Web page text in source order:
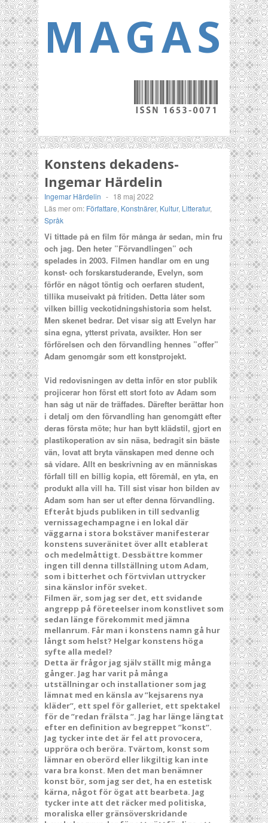
Konstens dekadens-
Ingemar Härdelin
Ingemar Härdelin - 18 maj 2022
Läs mer om: Författare, Konstnärer, Kultur, Litteratur,
Språk
Vi tittade på en film för många år sedan, min fru
och jag. Den heter ”Förvandlingen” och
spelades in 2003. Filmen handlar om en ung
konst- och forskarstuderande, Evelyn, som
förför en något töntig och oerfaren student,
tillika museivakt på fritiden. Detta låter som
vilken billig veckotidningshistoria som helst.
Men skenet bedrar. Det visar sig att Evelyn har
sina egna, ytterst privata, avsikter. Hon ser
förförelsen och den förvandling hennes ”offer”
Adam genomgår som ett konstprojekt.
Vid redovisningen av detta inför en stor publik
projicerar hon först ett stort foto av Adam som
han såg ut när de träffades. Därefter berättar hon
i detalj om den förvandling han genomgått efter
deras första möte; hur han bytt klädstil, gjort en
plastikoperation av sin näsa, bedragit sin bäste
vän, lovat att bryta vänskapen med denne och
så vidare. Allt en beskrivning av en människas
förfall till en billig kopia, ett föremål, en yta, en
produkt alla vill ha. Till sist visar hon bilden av
Adam som han ser ut efter denna förvandling.
Efteråt bjuds publiken in till sedvanlig
vernissagechampagne i en lokal där
väggarna i stora bokstäver manifesterar
konstens suveränitet över allt etablerat
och medelmåttigt. Dessbättre kommer
ingen till denna tillställning utom Adam,
som i bitterhet och förtvivlan uttrycker
sina känslor inför sveket.
Filmen är, som jag ser det, ett svidande
angrepp på företeelser inom konstlivet som
sedan länge förekommit med jämna
mellanrum. Får man i konstens namn gå hur
långt som helst? Helgar konstens höga
syfte alla medel?
Detta är frågor jag själv ställt mig många
gånger. Jag har varit på många
utställningar och installationer som jag
lämnat med en känsla av ”kejsarens nya
kläder”, ett spel för galleriet, ett spektakel
för de ”redan frälsta ”. Jag har länge längtat
efter en definition av begreppet ”konst”.
Jag tycker inte det är fel att provocera,
uppröra och beröra. Tvärtom, konst som
lämnar en oberörd eller likgiltig kan inte
vara bra konst. Men det man benämner
konst bör, som jag ser det, ha en estetisk
kärna, något för ögat att bearbeta. Jag
tycker inte att det räcker med politiska,
moraliska eller gränsöverskridande